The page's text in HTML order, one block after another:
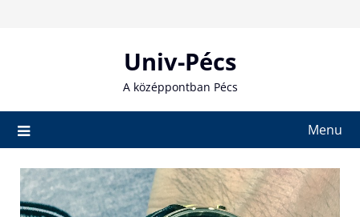
Univ-Pécs
A középpontban Pécs
Menu